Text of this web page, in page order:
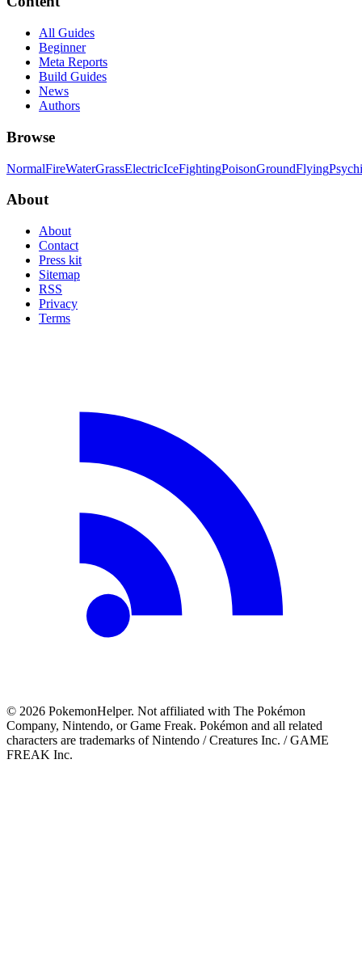
All Guides
Beginner
Meta Reports
Build Guides
News
Authors
Browse
NormalFireWaterGrassElectricIceFightingPoisonGroundFlying
About
About
Contact
Press kit
Sitemap
RSS
Privacy
Terms
© 2026 PokemonHelper. Not affiliated with The Pokémon
Company, Nintendo, or Game Freak. Pokémon and all related
characters are trademarks of Nintendo / Creatures Inc. / GAME
FREAK Inc.